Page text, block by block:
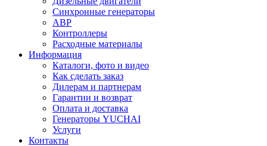
Синхронные генераторы
АВР
Контроллеры
Расходные материалы
Информация
Каталоги, фото и видео
Как сделать заказ
Дилерам и партнерам
Гарантии и возврат
Оплата и доставка
Генераторы YUCHAI
Услуги
Контакты